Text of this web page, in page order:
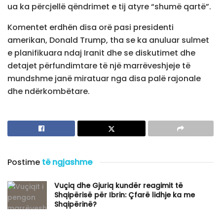
ua ka përcjellë qëndrimet e tij atyre “shumë qartë”.
Komentet erdhën disa orë pasi presidenti
amerikan, Donald Trump, tha se ka anuluar sulmet
e planifikuara ndaj Iranit dhe se diskutimet dhe
detajet përfundimtare të një marrëveshjeje të
mundshme janë miratuar nga disa palë rajonale
dhe ndërkombëtare.
Postime të ngjashme
Vuçiq dhe Gjuriq kundër reagimit të
Shqipërisë për Ibrin: Çfarë lidhje ka me
Shqipërinë?